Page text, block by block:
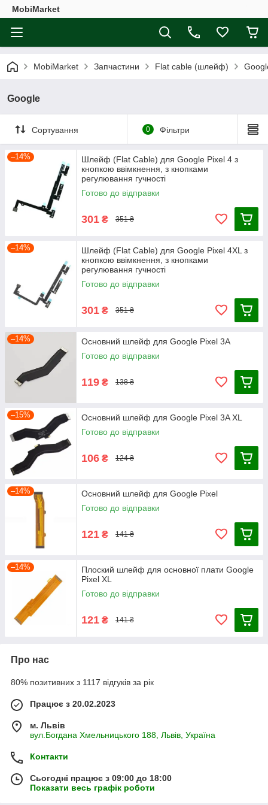
MobiMarket
MobiMarket Запчастини Flat cable (шлейф)
Google
Сортування 0 Фільтри
–14%
Шлейф (Flat Cable) для Google Pixel 4 з
кнопкою ввімкнення, з кнопками
регулювання гучності
Готово до відправки
301 ₴ 351 ₴
–14%
Шлейф (Flat Cable) для Google Pixel 4XL з
кнопкою ввімкнення, з кнопками
регулювання гучності
Готово до відправки
301 ₴ 351 ₴
–14%
Основний шлейф для Google Pixel 3A
Готово до відправки
119 ₴ 138 ₴
–15%
Основний шлейф для Google Pixel 3A XL
Готово до відправки
106 ₴ 124 ₴
–14%
Основний шлейф для Google Pixel
Готово до відправки
121 ₴ 141 ₴
–14%
Плоский шлейф для основної плати Google
Pixel XL
Готово до відправки
121 ₴ 141 ₴
Про нас
80% позитивних з 1117 відгуків за рік
Працює з 20.02.2023
м. Львів
вул.Богдана Хмельницького 188, Львів, Україна
Контакти
Сьогодні працює з 09:00 до 18:00
Показати весь графік роботи